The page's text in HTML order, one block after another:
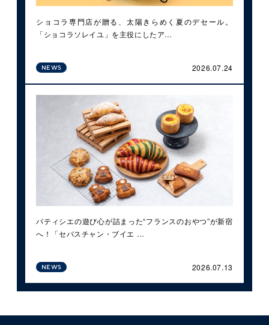
ショコラ専門店が贈る、太陽きらめく夏のデセール。
「ショコラソレイユ」を主役にしたア…
NEWS 2026.07.24
パティシエの遊び心が詰まった“フランスのおやつ”が新宿
へ！「セバスチャン・ブイエ …
NEWS 2026.07.13